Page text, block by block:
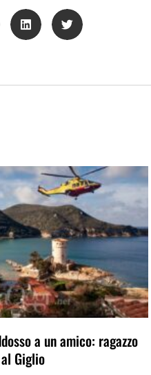
a un amico: ragazzo
Giglio